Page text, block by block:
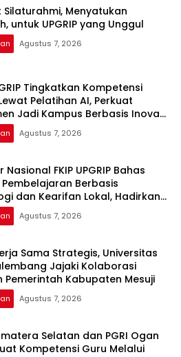
Silaturahmi, Menyatukan
untuk UPGRIP yang Unggul
Agustus 7, 2026
Tingkatkan Kompetensi
Pelatihan AI, Perkuat
Jadi Kampus Berbasis Inovasi
Agustus 7, 2026
Nasional FKIP UPGRIP Bahas
Berbasis
dan Kearifan Lokal, Hadirkan
Agustus 7, 2026
Sama Strategis, Universitas
Jajaki Kolaborasi
Pemerintah Kabupaten Mesuji
Agustus 7, 2026
Selatan dan PGRI Ogan
Kompetensi Guru Melalui